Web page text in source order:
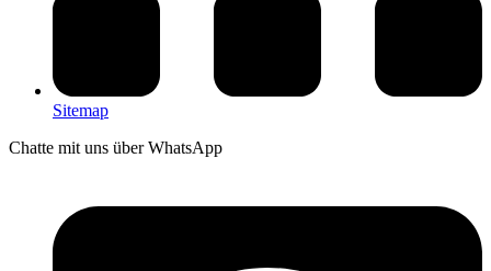
Sitemap
Chatte mit uns über WhatsApp